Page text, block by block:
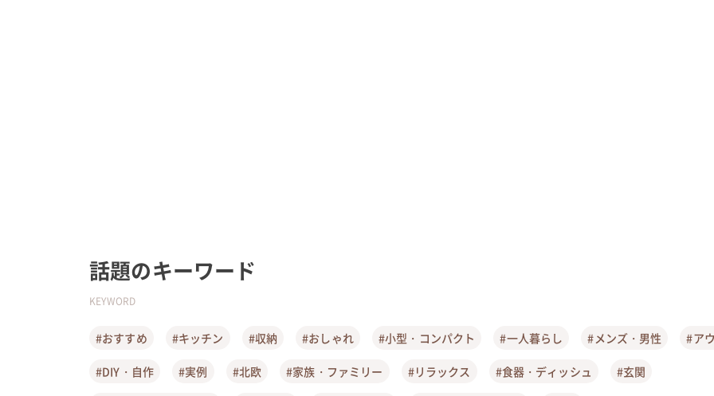
話題のキーワード
KEYWORD
#おすすめ #キッチン #収納 #おしゃれ #小型・コンパクト #一人暮らし #メンズ・男性 #ア
#DIY・自作 #実例 #北欧 #家族・ファミリー #リラックス #食器・ディッシュ #玄関